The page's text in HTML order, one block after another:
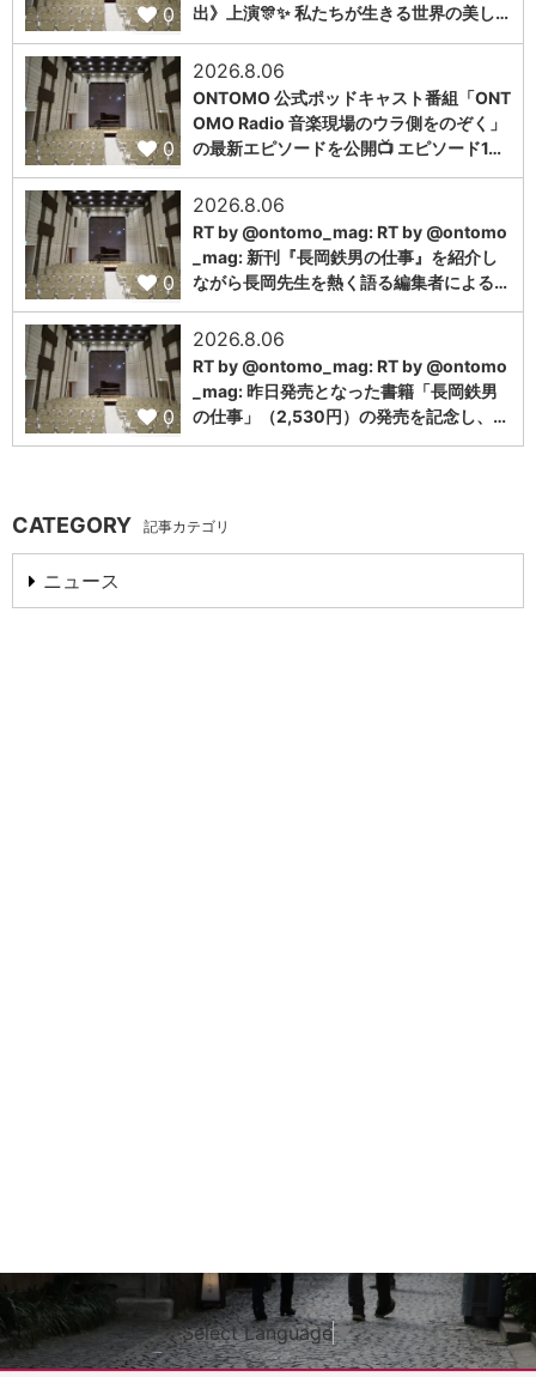
0
出》上演🎊✨ 私たちが生きる世界の美し…
0
2026.8.06
ONTOMO 公式ポッドキャスト番組「ONT
OMO Radio 音楽現場のウラ側をのぞく」
の最新エピソードを公開📺 エピソード1…
0
2026.8.06
RT by @ontomo_mag: RT by @ontomo
_mag: 新刊『長岡鉄男の仕事』を紹介し
ながら長岡先生を熱く語る編集者による…
0
2026.8.06
RT by @ontomo_mag: RT by @ontomo
_mag: 昨日発売となった書籍「長岡鉄男
の仕事」（2,530円）の発売を記念し、…
CATEGORY 記事カテゴリ
ニュース
Select Language▼